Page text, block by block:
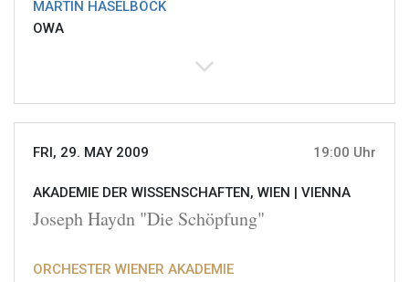
MARTIN HASELBÖCK
OWA
FRI, 29. MAY 2009 19:00 Uhr
AKADEMIE DER WISSENSCHAFTEN, WIEN | VIENNA
Joseph Haydn "Die Schöpfung"
ORCHESTER WIENER AKADEMIE